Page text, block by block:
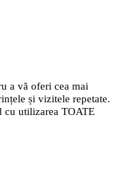
a vă oferi cea mai
și vizitele repetate.
cu utilizarea TOATE